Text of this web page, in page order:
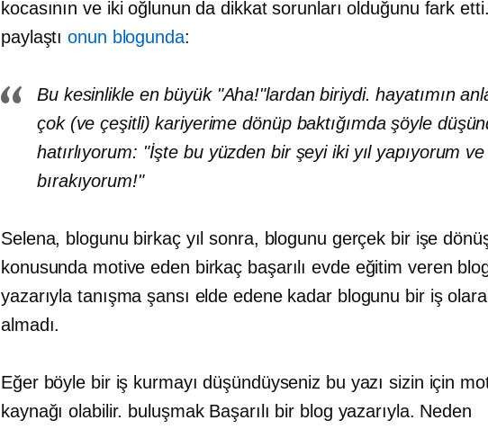
kocasının ve iki oğlunun da dikkat sorunları olduğunu fark
paylaştıonun blogunda:
Bu kesinlikle en büyük "Aha!"lardan biriydi. hayatımın
çok (ve çeşitli) kariyerime dönüp baktığımda şöyle
hatırlıyorum: "İşte bu yüzden bir şeyi iki yıl yapıyorum
bırakıyorum!"
Selena, blogunu birkaç yıl sonra, blogunu gerçek bir işe
konusunda motive eden birkaç başarılı evde eğitim veren
yazarıyla tanışma şansı elde edene kadar blogunu bir iş
almadı.
Eğer böyle bir iş kurmayı düşündüyseniz bu yazı sizin için
kaynağı olabilir. buluşmakBaşarılı bir blog yazarıyla. Neden